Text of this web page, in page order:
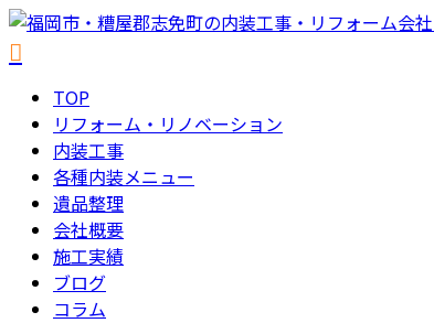
TOP
リフォーム・リノベーション
内装工事
各種内装メニュー
遺品整理
会社概要
施工実績
ブログ
コラム